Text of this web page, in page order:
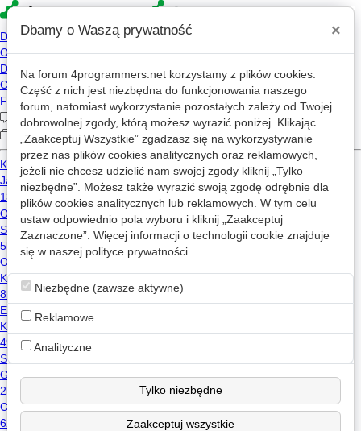
4p » Forum » Kariera
IT Job Tracker
JT
job-tracker-it OP 2026-06-01 15:14
1
Podbijam watek za zgoda@pradoslaw'a.
Krótko i na temat. Przygotowałem narzędzie
Tracker IT
zakresie ogłoszeń w branży IT.
Bez wspomagania AI - dla niektórych z Was będzie to
prawdopodobnie ważna informacja.
Pierwszy "disclaimer". Narzędzie to nie jest
przeznaczone dla tych, którzy twierdzą, że po wysłaniu
100 CV-alek jednego dnia między drugim daniem a
deserem nazajutrz otrzymują dokładnie taka samą
liczbę zaproszeń na rozmowę kwalifikacyjną.
W skrócie (na stronie głównej są dwa video
Dbamy o Waszą prywatność ×
Na forum 4programmers.net korzystamy z plików cookies.
Część z nich jest niezbędna do funkcjonowania naszego
forum, natomiast wykorzystanie pozostałych zależy od Twojej
dobrowolnej zgody, którą możesz wyrazić poniżej. Klikając
„Zaakceptuj Wszystkie” zgadzasz się na wykorzystywanie
przez nas plików cookies analitycznych oraz reklamowych,
jeżeli nie chcesz udzielić nam swojej zgody kliknij „Tylko
niezbędne”. Możesz także wyrazić swoją zgodę odrębnie dla
plików cookies analitycznych lub reklamowych. W tym celu
ustaw odpowiednio pola wyboru i kliknij „Zaakceptuj
Zaznaczone”. Więcej informacji o technologii cookie znajduje
się w naszej polityce prywatności.
Niezbędne (zawsze aktywne)
Reklamowe
Analityczne
Tylko niezbędne
Zaakceptuj wszystkie